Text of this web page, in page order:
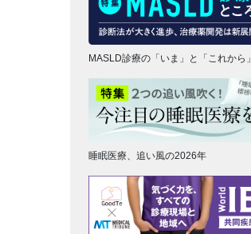
MASLD診療の「いま」と「これから」
睡眠医療、追い風の2026年